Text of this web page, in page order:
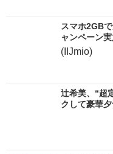
スマホ2GB
ャンペーン実
(IIJmio)
辻希美、“超
クして豪華